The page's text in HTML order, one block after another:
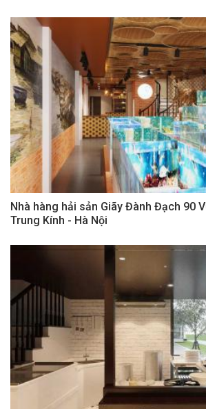
Nhà hàng hải sản Giãy Đành Đạch 90
Trung Kính - Hà Nội